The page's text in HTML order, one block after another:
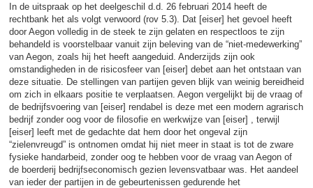
In de uitspraak op het deelgeschil d.d. 26 februari 2014 heeft de
rechtbank het als volgt verwoord (rov 5.3). Dat [eiser] het gevoel heeft
door Aegon volledig in de steek te zijn gelaten en respectloos te zijn
behandeld is voorstelbaar vanuit zijn beleving van de “niet-medewerking”
van Aegon, zoals hij het heeft aangeduid. Anderzijds zijn ook
omstandigheden in de risicosfeer van [eiser] debet aan het ontstaan van
deze situatie. De stellingen van partijen geven blijk van weinig bereidheid
om zich in elkaars positie te verplaatsen. Aegon vergelijkt bij de vraag of
de bedrijfsvoering van [eiser] rendabel is deze met een modern agrarisch
bedrijf zonder oog voor de filosofie en werkwijze van [eiser] , terwijl
[eiser] leeft met de gedachte dat hem door het ongeval zijn
“zielenvreugd” is ontnomen omdat hij niet meer in staat is tot de zware
fysieke handarbeid, zonder oog te hebben voor de vraag van Aegon of
de boerderij bedrijfseconomisch gezien levensvatbaar was. Het aandeel
van ieder der partijen in de gebeurtenissen gedurende het